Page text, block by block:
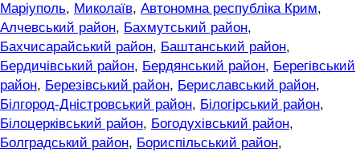
Маріуполь, Миколаїв, Автономна республіка Крим,
Алчевський район, Бахмутський район,
Бахчисарайський район, Баштанський район,
Бердичівський район, Бердянський район, Берегівський
район, Березівський район, Бериславський район,
Білгород-Дністровський район, Білогірський район,
Білоцерківський район, Богодухівський район,
Болградський район, Бориспільський район,